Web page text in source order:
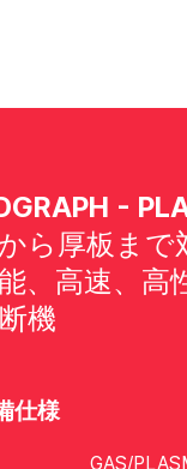
-
ら厚板まで
、高速、高
機
仕様
GAS/